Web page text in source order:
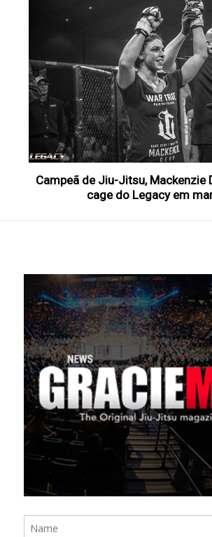
Campeã de Jiu-Jitsu, Mackenzie
cage do Legacy em